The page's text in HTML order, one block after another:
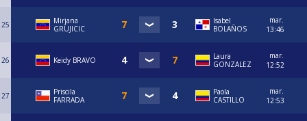
25
Mirjana
GRUJICIC
Isabel
BOLAÑOS
mar.
13:46
26 Keidy BRAVO
Laura
GONZALEZ
mar.
12:52
27
Priscila
FARRADA
Paola
CASTILLO
mar.
12:53